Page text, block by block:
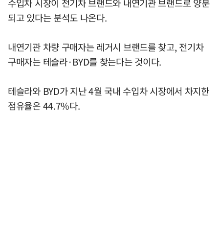
수입차 시장이 전기차 브랜드와 내연기관 브랜드로 양분
되고 있다는 분석도 나온다.
내연기관 차량 구매자는 레거시 브랜드를 찾고, 전기차
구매자는 테슬라·BYD를 찾는다는 것이다.
테슬라와 BYD가 지난 4월 국내 수입차 시장에서 차지한
점유율은 44.7%다.